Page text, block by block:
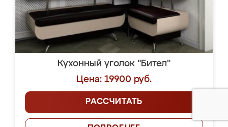
Кухонный уголок "Бител"
Цена: 19900 руб.
РАССЧИТАТЬ